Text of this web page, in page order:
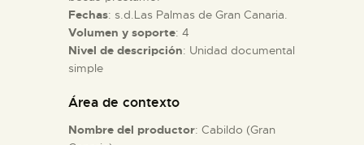
COLECCIONES
DIDÁCTICA
ESPAÑOL
Fechas: s.d.Las Palmas de Gran Canaria.
Volumen y soporte: 4
Nivel de descripción: Unidad documental
simple
Área de contexto
Nombre del productor: Cabildo (Gran